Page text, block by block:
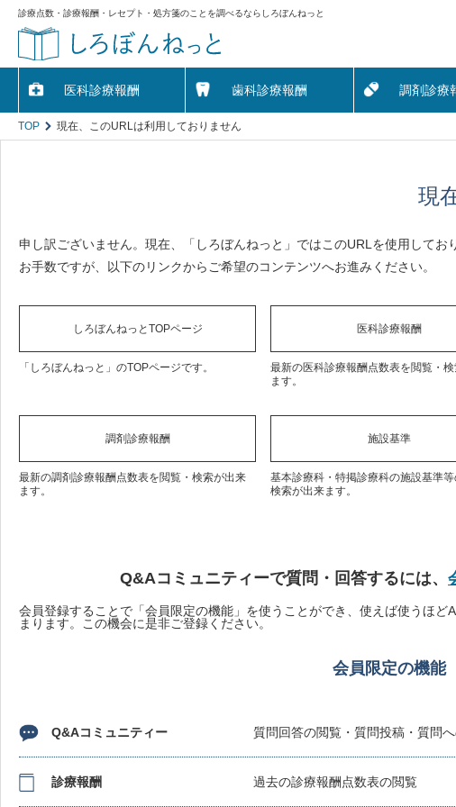
診療点数・診療報酬・レセプト・処方箋のことを調べるならしろぼんねっと
医科診療報酬 歯科診療報酬 調剤診療
TOP 現在、このURLは利用しておりません
現
申し訳ございません。現在、「しろぼんねっと」ではこのURLを使用してお
お手数ですが、以下のリンクからご希望のコンテンツへお進みください。
しろぼんねっとTOPページ
「しろぼんねっと」のTOPページです。
医科診療報酬
最新の医科診療報酬点数表を閲覧・
ます。
調剤診療報酬
最新の調剤診療報酬点数表を閲覧・検索が出来
ます。
施設基準
基本診療科・特掲診療科の施設基準等
検索が出来ます。
Q&Aコミュニティーで質問・回答するには、
会員登録することで「会員限定の機能」を使うことができ、使えば使うほ
まります。この機会に是非ご登録ください。
会員限定の機能
Q&Aコミュニティー 質問回答の閲覧・質問投稿・質問
診療報酬 過去の診療報酬点数表の閲覧